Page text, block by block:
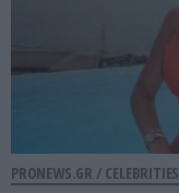
PRONEWS.GR / CELEBRITIES